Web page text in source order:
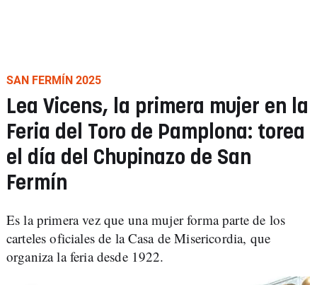
SAN FERMÍN 2025
Lea Vicens, la primera mujer en la
Feria del Toro de Pamplona: torea
el día del Chupinazo de San
Fermín
Es la primera vez que una mujer forma parte de los
carteles oficiales de la Casa de Misericordia, que
organiza la feria desde 1922.